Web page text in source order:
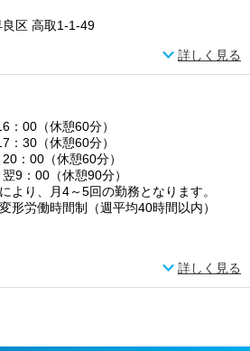
区 高取1-1-49
詳しく見る
00（休憩60分）
30（休憩60分）
：00（休憩60分）
9：00（休憩90分）
より、月4～5回の勤務となります。
形労働時間制（週平均40時間以内）
詳しく見る